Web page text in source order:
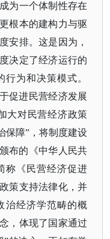
为一个体制性存在
根本的建构力与驱
安排。这是因为，
决定了经济运行的
为和决策模式。
促进民营经济发展
大对民营经济政策
保障”，将制度建设
布的《中华人民共
称《民营经济促进
策支持法律化，并
治经济学范畴的概
，体现了国家通过